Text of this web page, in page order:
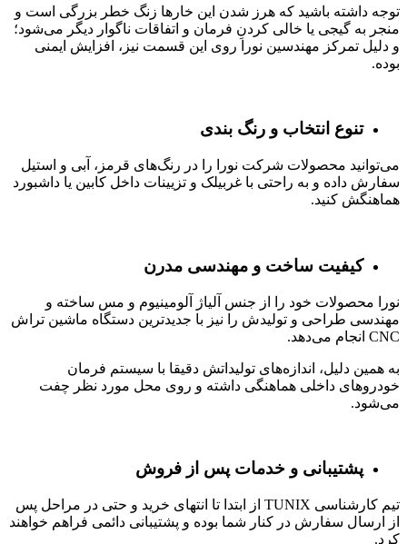
توجه داشته باشید که هرز شدن این خارها زنگ خطر بزرگی است و
منجر به گیجی یا خالی کردنِ فرمان و اتفاقات ناگوار دیگر می‌شود؛
و دلیل تمرکز مهندسین نورا روی این قسمت نیز، افزایش ایمنی
بوده.
تنوع انتخاب و رنگ بندی
می‌توانید محصولات شرکت نورا را در رنگ‌های قرمز، آبی و استیل
سفارش داده و به راحتی با غربیلک و تزیینات داخل کابین یا داشبورد
هماهنگش کنید.
کیفیت ساخت و مهندسی مدرن
نورا محصولات خود را از جنس آلیاژ آلومینیوم و مس ساخته و
مهندسی طراحی و تولیدش را نیز با جدیدترین دستگاه ماشین تراش
CNC انجام می‌دهد.
به همین دلیل، اندازه‌های تولیداتش دقیقا با سیستم فرمان
خودروهای داخلی هماهنگی داشته و روی محل مورد نظر چفت
می‌شود.
پشتیبانی و خدمات پس از فروش
تیم کارشناسی TUNIX از ابتدا تا انتهای خرید و حتی در مراحل پس
از ارسال سفارش در کنار شما بوده و پشتیبانی دائمی فراهم خواهند
کرد.